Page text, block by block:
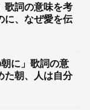
歌詞の意味を考
に、なぜ愛を伝
に」歌詞の意
た朝、人は自分